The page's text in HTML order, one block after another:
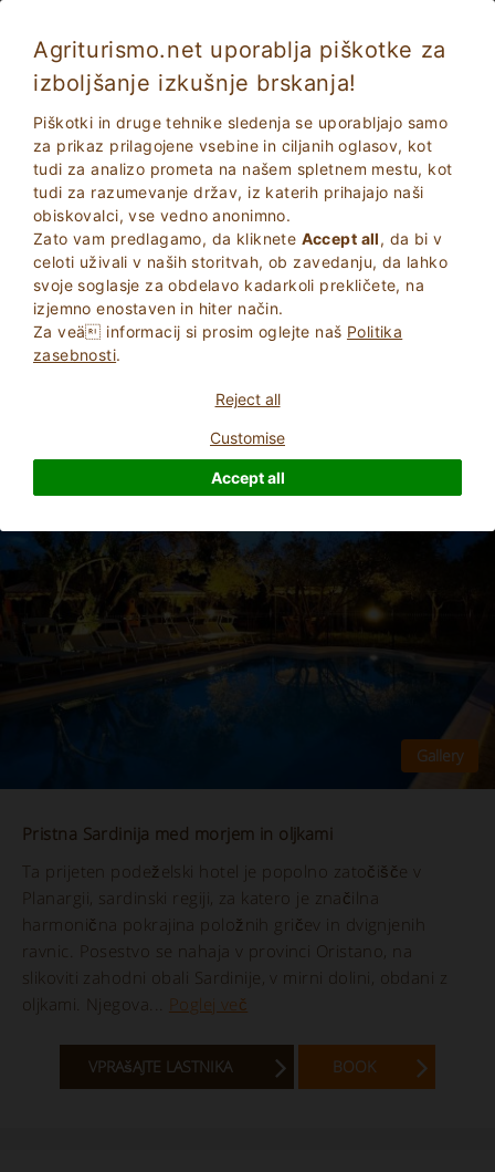
Agriturismo.net uporablja piškotke za
izboljšanje izkušnje brskanja!
Piškotki in druge tehnike sledenja se uporabljajo samo
za prikaz prilagojene vsebine in ciljanih oglasov, kot
tudi za analizo prometa na našem spletnem mestu, kot
tudi za razumevanje držav, iz katerih prihajajo naši
obiskovalci, vse vedno anonimno.
Zato vam predlagamo, da kliknete Accept all, da bi v
celoti uživali v naših storitvah, ob zavedanju, da lahko
svoje soglasje za obdelavo kadarkoli prekličete, na
izjemno enostaven in hiter način.
Za veä informacij si prosim oglejte naš Politika
zasebnosti.
Reject all
Customise
Accept all
Tresnuraghes 5342
Hotel z 3 zvezdicami
Oristano, Tresnuraghes(Glej Zemljevid)
48Kraji z ležišči
VPRAšAJTE LASTNIKA BOOK
9.6
Pristna Sardinija med morjem in oljkami
Ta prijeten podeželski hotel je popolno zatočišče v
Planargii, sardinski regiji, za katero je značilna
harmonična pokrajina položnih gričev in dvignjenih
ravnic. Posestvo se nahaja v provinci Oristano, na
slikoviti zahodni obali Sardinije, v mirni dolini, obdani z
oljkami. Njegova...
Poglej več
VPRAšAJTE LASTNIKA BOOK